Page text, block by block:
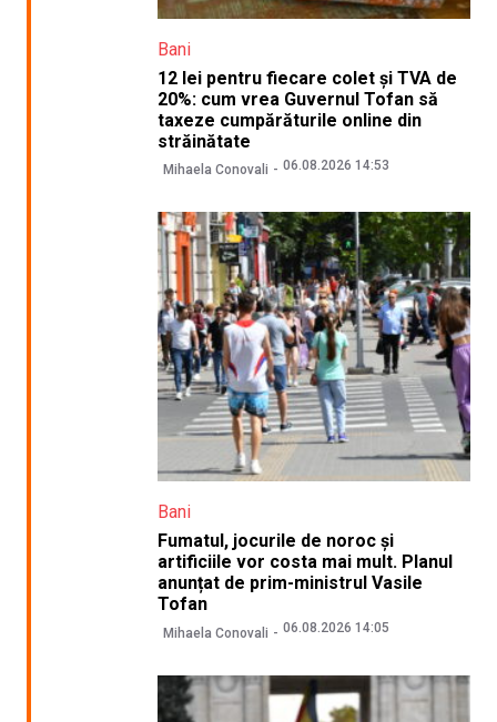
Bani
12 lei pentru fiecare colet și TVA de
20%: cum vrea Guvernul Tofan să
taxeze cumpărăturile online din
străinătate
Mihaela Conovali 06.08.2026 14:53
Bani
Fumatul, jocurile de noroc și
artificiile vor costa mai mult. Planul
anunțat de prim-ministrul Vasile
Tofan
Mihaela Conovali 06.08.2026 14:05